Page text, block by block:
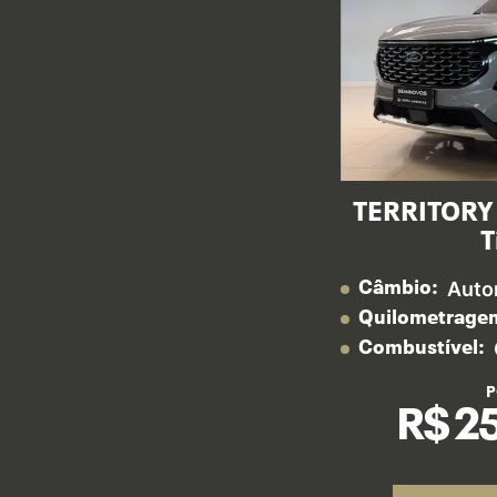
Câmbio:
Combustível:
R$